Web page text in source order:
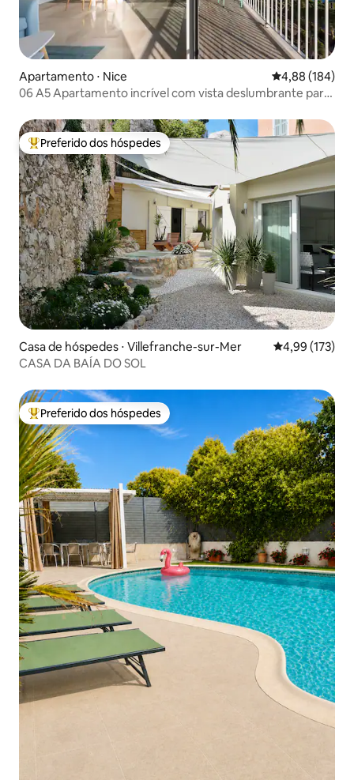
Apartamento ⋅ Nice 4,88 de uma
4,88 (184)
06 A5 Apartamento incrível com vista deslumbrante para
Entre os melhores preferidos dos hóspedes
Preferido dos hóspedes
Casa de hóspedes ⋅ Villefranche-sur-Mer 4,99 de uma
4,99 (173)
CASA DA BAÍA DO SOL
Entre os melhores preferidos dos hóspedes
Preferido dos hóspedes